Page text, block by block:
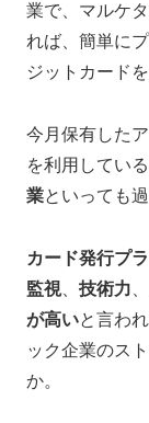
業で、マルケ
れば、簡単に
ジットカード
今月保有した
を利用している
業といっても
カード発行プ
監視、 技術力
が高いと言わ
ック企業のス
か。